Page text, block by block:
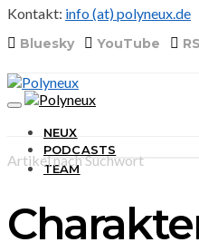
Kontakt: info (at) polyneux.de
Bluesky YouTube
NEUX
PODCASTS
TEAM
Artikel nach Suchwort